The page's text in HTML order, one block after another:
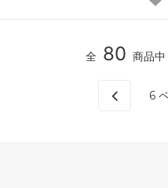
全 80 商品中
6